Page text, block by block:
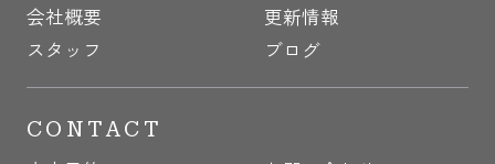
会社概要
更新情報
スタッフ
ブログ
CONTACT